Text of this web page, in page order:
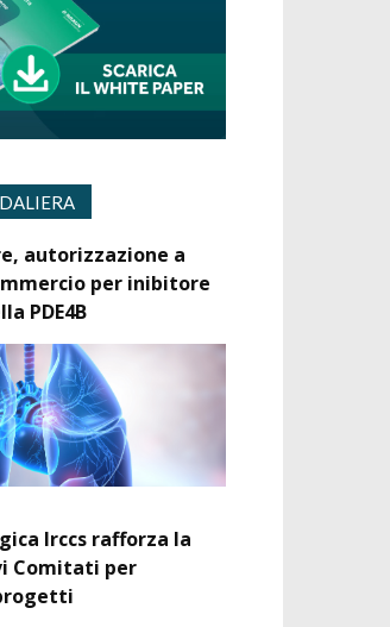
autorizzazione a
per inibitore
PDE4B
Irccs rafforza la
Comitati per